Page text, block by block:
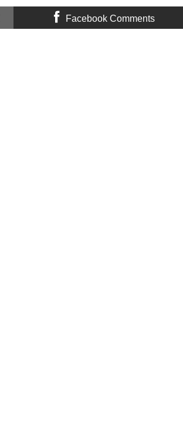
Facebook Comments